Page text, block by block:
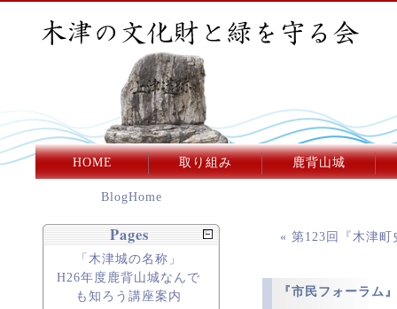
HOME 取り組み 鹿背山城
« 第123回『木津
『市民フォーラム
BlogHome
Pages
「木津城の名称」
H26年度鹿背山城なんで
も知ろう講座案内